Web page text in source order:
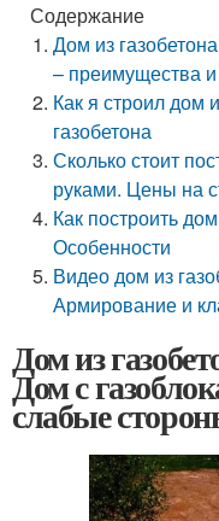
Содержание
Дом из
– преимущества
Как я строил дом
газобетона
Сколько стоит
руками. Цены на
Как построить
Особенности
Видео дом из
Армирование и
Дом из
Дом с
слабые